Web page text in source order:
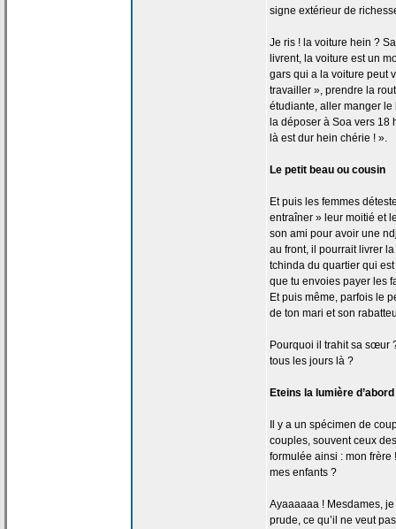
signe extérieur de
Je ris ! la voiture hein ?
livrent, la voiture est un
gars qui a la voiture peut
travailler », prendre la
étudiante, aller manger le
la déposer à Soa vers 18
là est dur hein chérie ! ».
Le petit beau ou cousin
Et puis les femmes
entraîner » leur moitié et
son ami pour avoir une
au front, il pourrait livrer la
tchinda du quartier qui
que tu envoies payer les
Et puis même, parfois le
de ton mari et son
Pourquoi il trahit sa sœur
tous les jours là ?
Eteins la lumière
Il y a un spécimen de
couples, souvent ceux
formulée ainsi : mon frère
mes enfants ?
Ayaaaaaa ! Mesdames,
prude, ce qu’il ne veut